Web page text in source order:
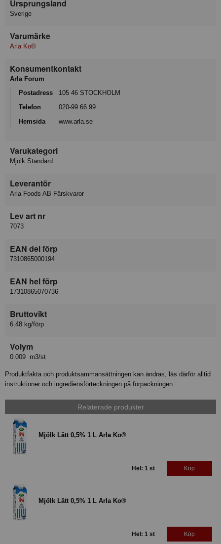
Ursprungsland
Sverige
Varumärke
Arla Ko®
Konsumentkontakt
Arla Forum
Postadress
105 46 STOCKHOLM
Telefon
020-99 66 99
Hemsida
www.arla.se
Varukategori
Mjölk Standard
Leverantör
Arla Foods AB Färskvaror
Lev art nr
7073
EAN del förp
7310865000194
EAN hel förp
17310865070736
Bruttovikt
6.48 kg/förp
Volym
0.009 m3/st
Produktfakta och produktsammansättningen kan ändras, läs därför alltid
instruktioner och ingrediensförteckningen på förpackningen.
Relaterade produkter
Mjölk Lätt 0,5% 1 L Arla Ko®
Hel: 1 st Köp
Mjölk Lätt 0,5% 1 L Arla Ko®
Hel: 1 st Köp